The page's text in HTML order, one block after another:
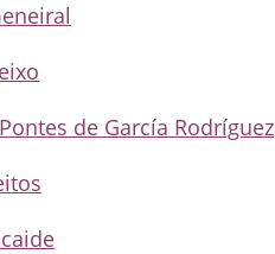
de García Rodríguez